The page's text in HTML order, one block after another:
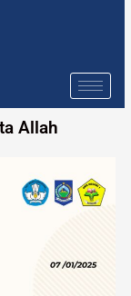
Allah